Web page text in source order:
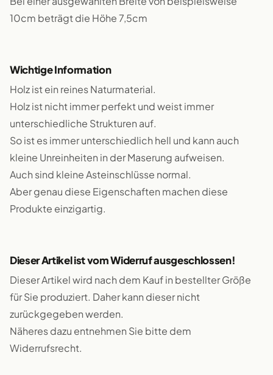
10cm beträgt die Höhe 7,5cm
Wichtige Information
Holz ist ein reines Naturmaterial.
Holz ist nicht immer perfekt und weist immer
unterschiedliche Strukturen auf.
So ist es immer unterschiedlich hell und kann auch
kleine Unreinheiten in der Maserung aufweisen.
Auch sind kleine Asteinschlüsse normal.
Aber genau diese Eigenschaften machen diese
Produkte einzigartig.
Dieser Artikel ist vom Widerruf ausgeschlossen!
Dieser Artikel wird nach dem Kauf in bestellter Größe
für Sie produziert. Daher kann dieser nicht
zurückgegeben werden.
Näheres dazu entnehmen Sie bitte dem
Widerrufsrecht.